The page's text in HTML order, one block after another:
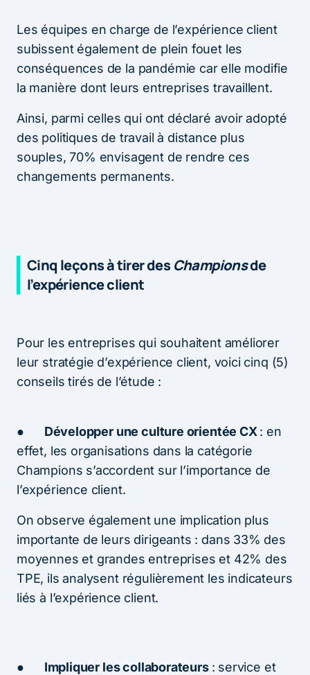
Les équipes en charge de l’expérience client
subissent également de plein fouet les
conséquences de la pandémie car elle modifie
la manière dont leurs entreprises travaillent.
Ainsi, parmi celles qui ont déclaré avoir adopté
des politiques de travail à distance plus
souples, 70% envisagent de rendre ces
changements permanents.
Cinq leçons à tirer desChampionsde
l’expérience client
Pour les entreprises qui souhaitent améliorer
leur stratégie d’expérience client, voici cinq (5)
conseils tirés de l’étude :
● Développer une culture orientée CX: en
effet, les organisations dans la catégorie
Champions s’accordent sur l’importance de
l’expérience client.
On observe également une implication plus
importante de leurs dirigeants : dans 33% des
moyennes et grandes entreprises et 42% des
TPE, ils analysent régulièrement les indicateurs
liés à l’expérience client.
● Impliquer les collaborateurs : service et